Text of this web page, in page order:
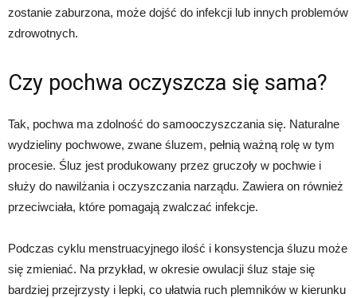
zostanie zaburzona, może dojść do infekcji lub innych problemów
zdrowotnych.
Czy pochwa oczyszcza się sama?
Tak, pochwa ma zdolność do samooczyszczania się. Naturalne
wydzieliny pochwowe, zwane śluzem, pełnią ważną rolę w tym
procesie. Śluz jest produkowany przez gruczoły w pochwie i
służy do nawilżania i oczyszczania narządu. Zawiera on również
przeciwciała, które pomagają zwalczać infekcje.
Podczas cyklu menstruacyjnego ilość i konsystencja śluzu może
się zmieniać. Na przykład, w okresie owulacji śluz staje się
bardziej przejrzysty i lepki, co ułatwia ruch plemników w kierunku